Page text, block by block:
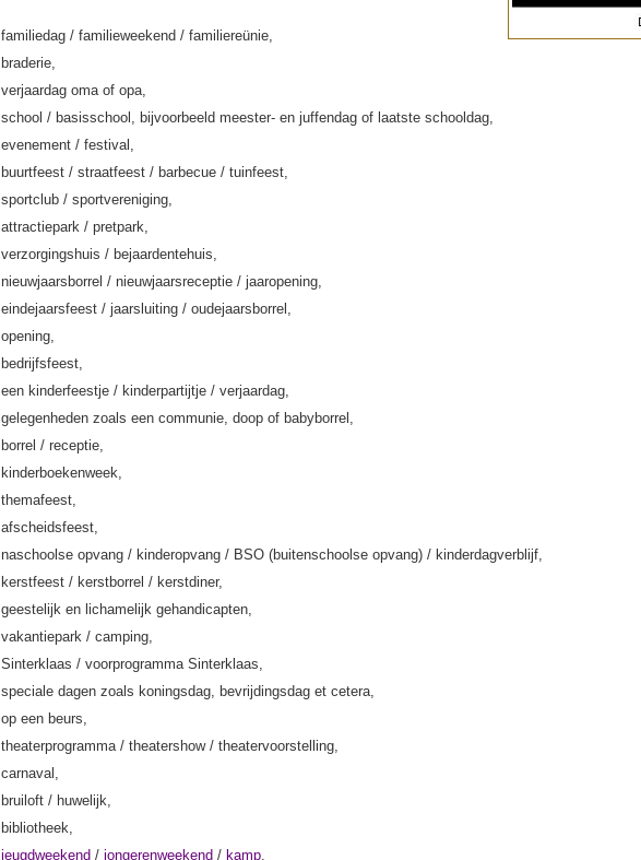
familiedag / familieweekend / familiereünie,
braderie,
verjaardag oma of opa,
school / basisschool, bijvoorbeeld meester- en juffendag of laatste schooldag,
evenement / festival,
buurtfeest / straatfeest / barbecue / tuinfeest,
sportclub / sportvereniging,
attractiepark / pretpark,
verzorgingshuis / bejaardentehuis,
nieuwjaarsborrel / nieuwjaarsreceptie / jaaropening,
eindejaarsfeest / jaarsluiting / oudejaarsborrel,
opening,
bedrijfsfeest,
een kinderfeestje / kinderpartijtje / verjaardag,
gelegenheden zoals een communie, doop of babyborrel,
borrel / receptie,
kinderboekenweek,
themafeest,
afscheidsfeest,
naschoolse opvang / kinderopvang / BSO (buitenschoolse opvang) / kinderdagverblijf,
kerstfeest / kerstborrel / kerstdiner,
geestelijk en lichamelijk gehandicapten,
vakantiepark / camping,
Sinterklaas / voorprogramma Sinterklaas,
speciale dagen zoals koningsdag, bevrijdingsdag et cetera,
op een beurs,
theaterprogramma / theatershow / theatervoorstelling,
carnaval,
bruiloft / huwelijk,
bibliotheek,
jeugdweekend / jongerenweekend / kamp,